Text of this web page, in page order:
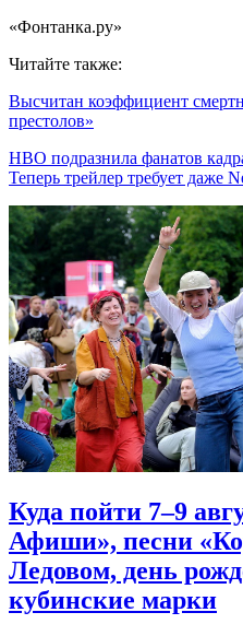
«Фонтанка.ру»
Читайте также:
Высчитан коэффициент
престолов»
HBO подразнила фанатов
Теперь трейлер требует даже
Куда пойти 7–9
Афиши», песни
Ледовом, день
кубинские марки